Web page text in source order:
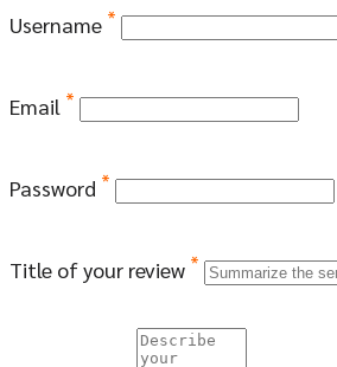
Username *
Email *
Password *
Title of your review *